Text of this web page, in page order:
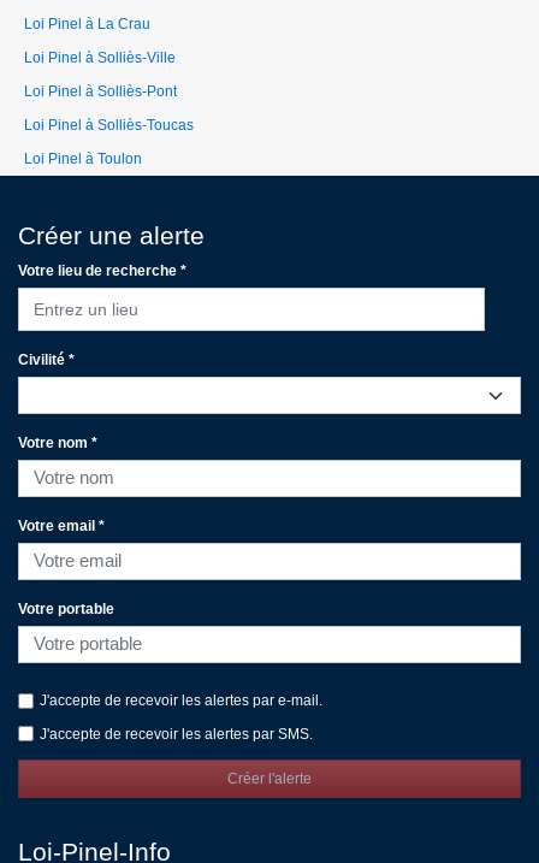
Loi Pinel à La Crau
Loi Pinel à Solliès-Ville
Loi Pinel à Solliès-Pont
Loi Pinel à Solliès-Toucas
Loi Pinel à Toulon
Créer une alerte
Votre lieu de recherche *
Entrez un lieu
Civilité *
Votre nom *
Votre email *
Votre portable
J'accepte de recevoir les alertes par e-mail.
J'accepte de recevoir les alertes par SMS.
Créer l'alerte
Loi-Pinel-Info